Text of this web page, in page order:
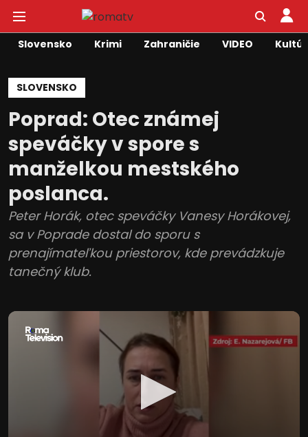
Slovensko Krimi Zahraničie VIDEO
SLOVENSKO
Poprad: Otec známej
speváčky v spore s
manželkou mestského
poslanca.
Peter Horák, otec speváčky Vanesy Horákovej,
sa v Poprade dostal do sporu s
prenajímateľkou priestorov, kde prevádzkuje
tanečný klub.